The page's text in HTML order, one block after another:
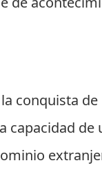
conquista